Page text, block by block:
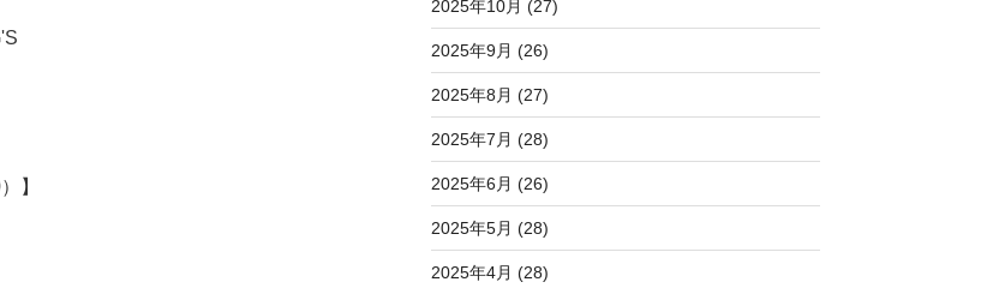
】
2025年10月 (27)
2025年9月 (26)
2025年8月 (27)
2025年7月 (28)
2025年6月 (26)
2025年5月 (28)
2025年4月 (28)